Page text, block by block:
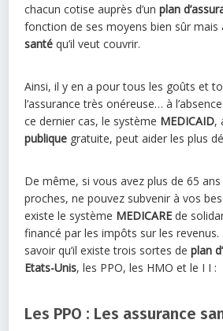
chacun cotise auprès d’unplan
fonction de ses moyens bien sûr
santé qu’il veut couvrir.
Ainsi, il y en a pour tous les goûts et
l’assurance très onéreuse… à
ce dernier cas, le système MEDICAID,
publique gratuite, peut aider les plus
De même, si vous avez plus de 65
proches, ne pouvez subvenir à vos
existe le système MEDICAREde
financé par les impôts sur les
savoir qu’il existe trois sortes deplan
Etats-Unis, les PPO, les HMO et le I I :
Les PPO : Les assurance